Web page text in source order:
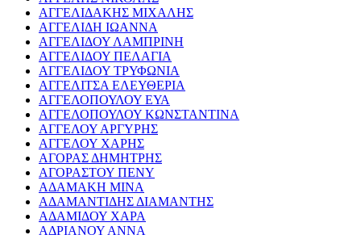
ΑΓΓΕΛΙΔΑΚΗΣ ΜΙΧΑΛΗΣ
ΑΓΓΕΛΙΔΗ ΙΩΑΝΝΑ
ΑΓΓΕΛΙΔΟΥ ΛΑΜΠΡΙΝΗ
ΑΓΓΕΛΙΔΟΥ ΠΕΛΑΓΙΑ
ΑΓΓΕΛΙΔΟΥ ΤΡΥΦΩΝΙΑ
ΑΓΓΕΛΙΤΣΑ ΕΛΕΥΘΕΡΙΑ
ΑΓΓΕΛΟΠΟΥΛΟΥ ΕΥΑ
ΑΓΓΕΛΟΠΟΥΛΟΥ ΚΩΝΣΤΑΝΤΙΝΑ
ΑΓΓΕΛΟΥ ΑΡΓΥΡΗΣ
ΑΓΓΕΛΟΥ ΧΑΡΗΣ
ΑΓΟΡΑΣ ΔΗΜΗΤΡΗΣ
ΑΓΟΡΑΣΤΟΥ ΠΕΝΥ
ΑΔΑΜΑΚΗ ΜΙΝΑ
ΑΔΑΜΑΝΤΙΔΗΣ ΔΙΑΜΑΝΤΗΣ
ΑΔΑΜΙΔΟΥ ΧΑΡΑ
ΑΔΡΙΑΝΟΥ ΑΝΝΑ